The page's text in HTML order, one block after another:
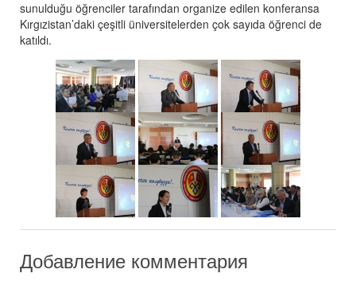
sunulduğu öğrenciler tarafından organize edilen konferansa
Kırgızistan’daki çeşitli üniversitelerden çok sayıda öğrenci de
katıldı.
Добавление комментария